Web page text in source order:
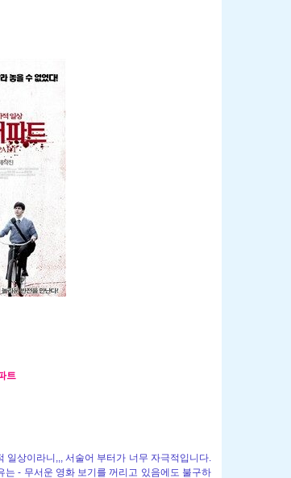
트
일상이라니,,, 서술어 부터가 너무 자극적입니다.
- 무서운 영화 보기를 꺼리고 있음에도 불구하